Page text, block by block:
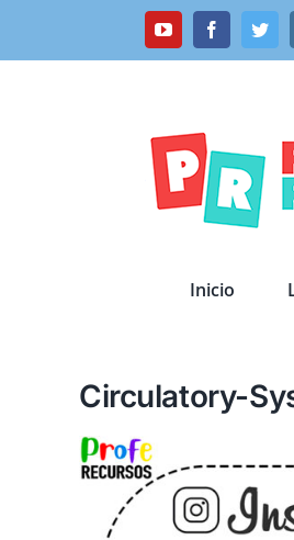
YouTubeFacebook
Inicio
Circulatory-